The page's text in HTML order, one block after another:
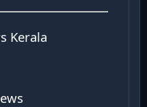
Kerala